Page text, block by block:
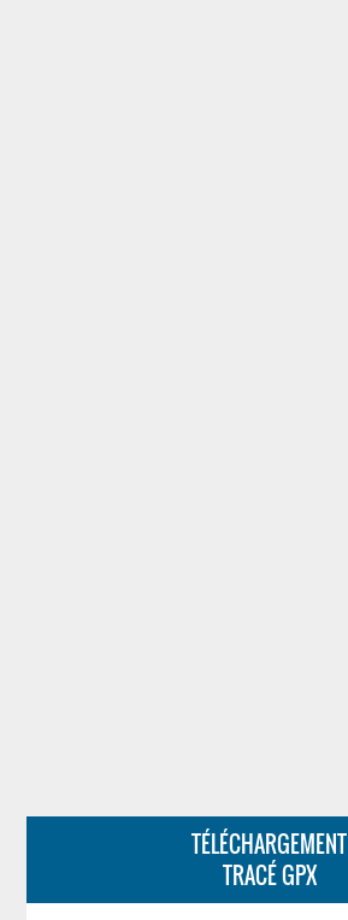
TÉLÉCHARGEMENT
TRACÉ GPX